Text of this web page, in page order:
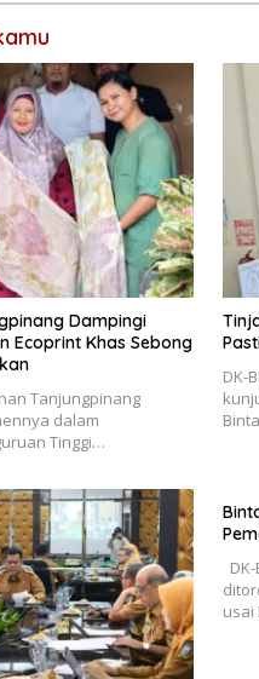
Dampingi
Ecoprint Khas Sebong
Tanjungpinang
dalam
Tinggi…
DK-
usai